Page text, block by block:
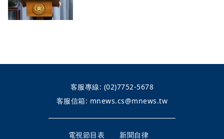
客服專線: (02)7752-5678
客服信箱: mnews.cs@mnews.tw
電視節目表 新聞自律